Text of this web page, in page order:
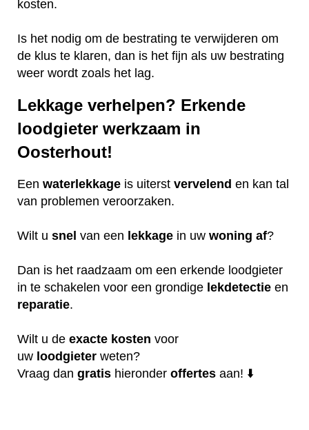
kosten.
Is het nodig om de bestrating te verwijderen om
de klus te klaren, dan is het fijn als uw bestrating
weer wordt zoals het lag.
Lekkage verhelpen? Erkende
loodgieter werkzaam in
Oosterhout!
Een waterlekkage is uiterst vervelend en kan tal
van problemen veroorzaken.
Wilt u snel van een lekkage in uw woning af?
Dan is het raadzaam om een erkende loodgieter
in te schakelen voor een grondige lekdetectie en
reparatie.
Wilt u de exacte kosten voor
uw loodgieter weten?
Vraag dan gratis hieronder offertes aan! ⬇️